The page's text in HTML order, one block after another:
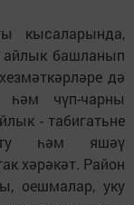
кысаларында,
айлык башланып
дә
чүп-чарны
- табигатьне
һәм яшәү
хәрәкәт. Район
оешмалар, уку